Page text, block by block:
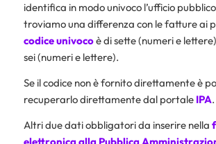
identifica in modo univoco l’ufficio
troviamo una differenza con le fatture ai
codice univocoè di sette (numeri e
sei (numeri e lettere).
Se il codice non è fornito direttamente è
recuperarlo direttamente dal portaleIPA.
Altri due dati obbligatori da inserire nella